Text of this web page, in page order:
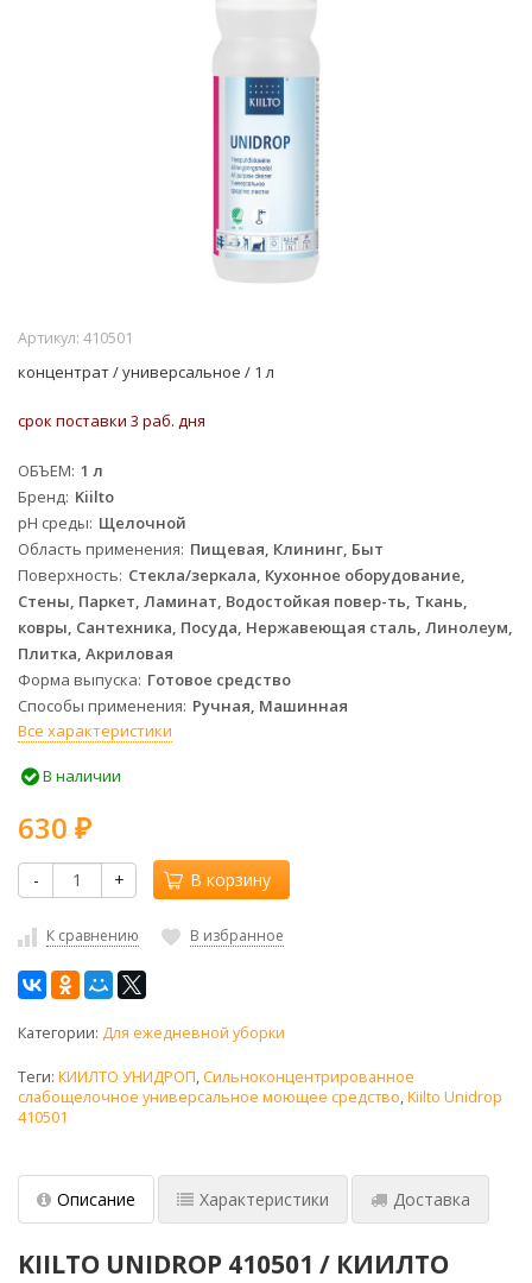
Артикул: 410501
концентрат / универсальное / 1 л
срок поставки 3 раб. дня
ОБЪЕМ 1 л
Бренд Kiilto
pH среды Щелочной
Область применения Пищевая, Клининг, Быт
Поверхность Стекла/зеркала, Кухонное оборудование,
Стены, Паркет, Ламинат, Водостойкая повер-ть, Ткань,
ковры, Сантехника, Посуда, Нержавеющая сталь, Линолеум,
Плитка, Акриловая
Форма выпуска Готовое средство
Способы применения Ручная, Машинная
Все характеристики
В наличии
630 ₽
- + В корзину
К сравнению В избранное
Категории: Для ежедневной уборки
Теги: КИИЛТО УНИДРОП,Сильноконцентрированное
слабощелочное универсальное моющее средство,Kiilto Unidrop
410501
Описание Характеристики Доставка
KIILTO UNIDROP 410501 / КИИЛТО